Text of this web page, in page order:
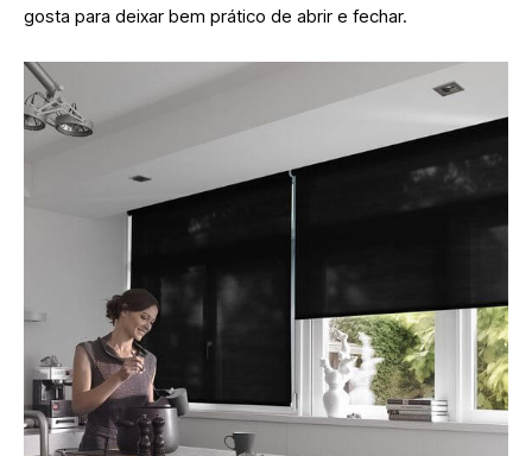
gosta para deixar bem prático de abrir e fechar.